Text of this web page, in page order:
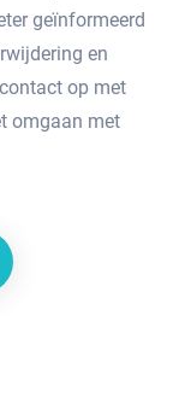
geïnformeerd
en
op met
omgaan met